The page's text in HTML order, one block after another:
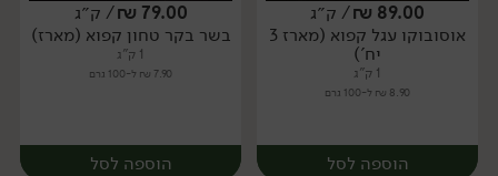
מארז מארז
89.00
₪/ ק״ג
אוסובוקו עגל קפוא (מארז 3
יח')
1 ק"ג
8.90 ₪ ל-100 גרם
הוספה לסל
79.00
₪/ ק״ג
בשר בקר טחון קפוא (מארז)
1 ק"ג
7.90 ₪ ל-100 גרם
הוספה לסל